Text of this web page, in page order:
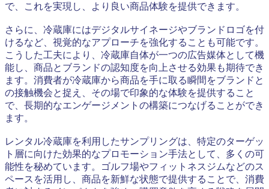
で、これを実現し、より良い商品体験を提供できます。
さらに、冷蔵庫にはデジタルサイネージやブランドロゴを付
けるなど、視覚的なアプローチを強化することも可能です。
こうした工夫により、冷蔵庫自体が一つの広告媒体として機
能し、商品とブランドの認知度を向上させる効果も期待でき
ます。消費者が冷蔵庫から商品を手に取る瞬間をブランドと
の接触機会と捉え、その場で印象的な体験を提供すること
で、長期的なエンゲージメントの構築につなげることができ
ます。
レンタル冷蔵庫を利用したサンプリングは、特定のターゲッ
ト層に向けた効果的なプロモーション手法として、多くの可
能性を秘めています。ゴルフ場やフィットネスジムなどのス
ペースを活用し、商品を新鮮な状態で提供することで、消費